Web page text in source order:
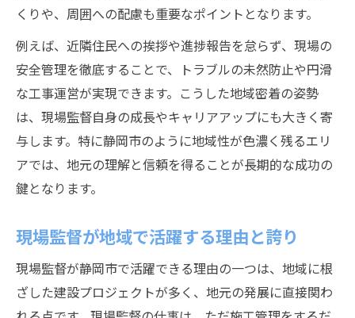
くりや、周囲への配慮も重要なポイントとなります。
例えば、近隣住民への挨拶や進捗報告を怠らず、現場の
安全管理を徹底することで、トラブルの未然防止や円滑
な工事運営が実現できます。こうした地域密着の姿勢
は、現場監督自身の成長やキャリアアップにも大きく寄
与します。特に静岡市のように地域性が色濃く残るエリ
アでは、地元の理解と信頼を得ることが長期的な成功の
鍵となります。
現場監督が地域で活躍する理由と誇り
現場監督が静岡市で活躍できる理由の一つは、地域に根
ざした建設プロジェクトが多く、地元の発展に直接関わ